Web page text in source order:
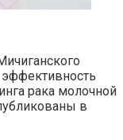
рака молочной
в